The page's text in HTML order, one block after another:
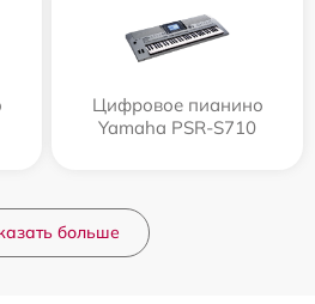
Цифровое пианино
Yamaha PSR-S710
больше